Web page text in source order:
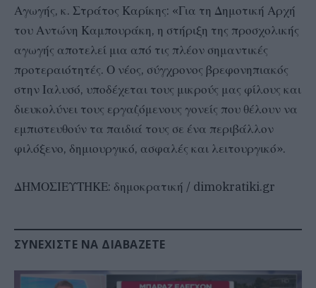
Αγωγής, κ. Στράτος Καρίκης: «Για τη Δημοτική Αρχή
του Αντώνη Καμπουράκη, η στήριξη της προσχολικής
αγωγής αποτελεί μια από τις πλέον σημαντικές
προτεραιότητές. Ο νέος, σύγχρονος βρεφονηπιακός
στην Ιαλυσό, υποδέχεται τους μικρούς μας φίλους και
διευκολύνει τους εργαζόμενους γονείς που θέλουν να
εμπιστευθούν τα παιδιά τους σε ένα περιβάλλον
φιλόξενο, δημιουργικό, ασφαλές και λειτουργικό».
ΔΗΜΟΣΙΕΥΤΗΚΕ: δημοκρατική / dimokratiki.gr
ΣΥΝΕΧΊΣΤΕ ΝΑ ΔΙΑΒΆΖΕΤΕ